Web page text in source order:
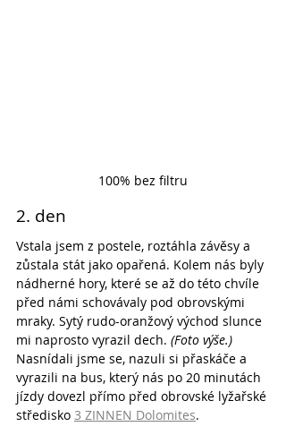
100% bez filtru
2. den
Vstala jsem z postele, roztáhla závěsy a
zůstala stát jako opařená. Kolem nás byly
nádherné hory, které se až do této chvíle
před námi schovávaly pod obrovskými
mraky. Sytý rudo-oranžový východ slunce
mi naprosto vyrazil dech. (Foto výše.)
Nasnídali jsme se, nazuli si přaskáče a
vyrazili na bus, který nás po 20 minutách
jízdy dovezl přímo před obrovské lyžařské
středisko 3 ZINNEN Dolomites.